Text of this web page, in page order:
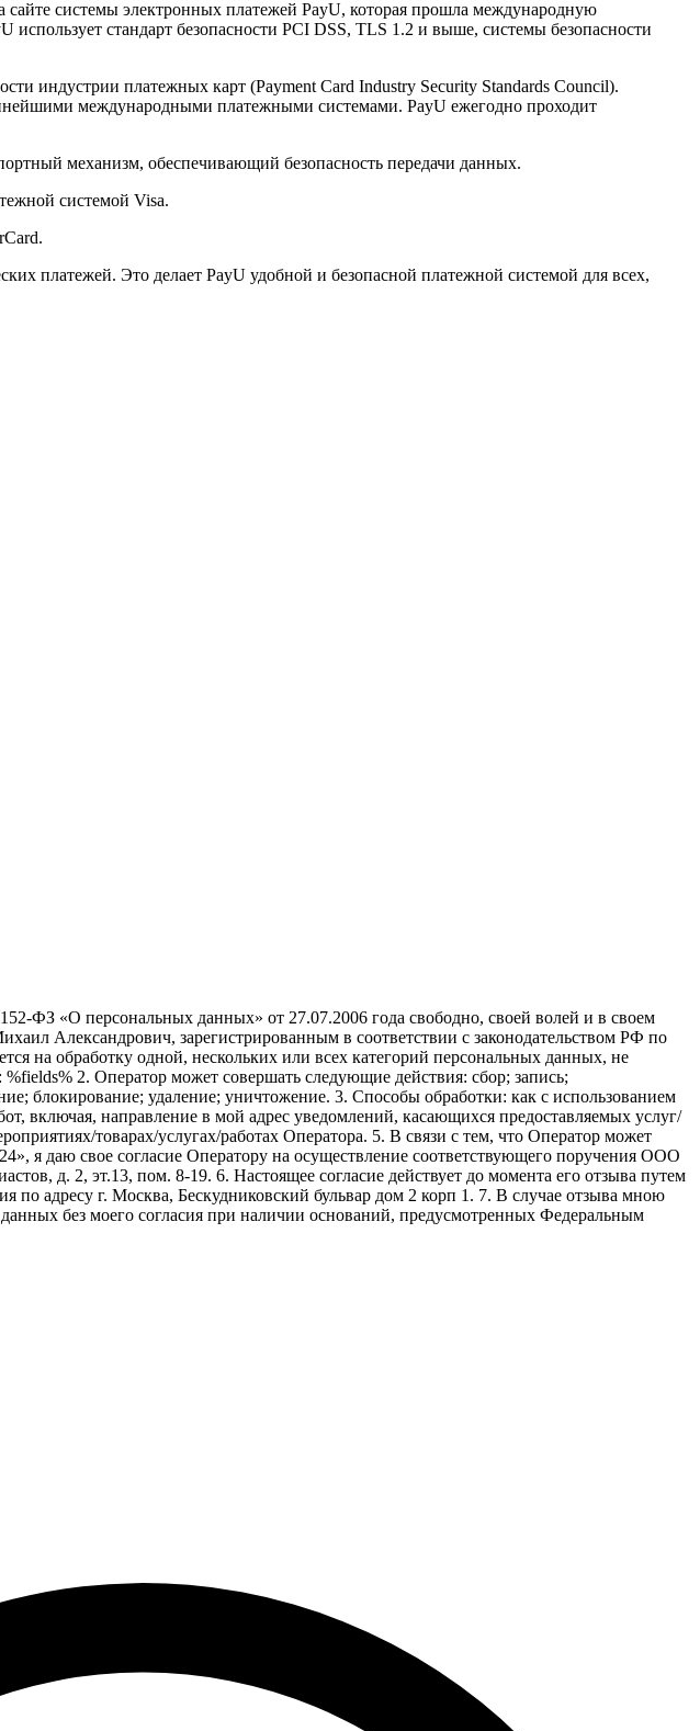
сайте системы электронных платежей PayU, которая прошла международную
стандарт безопасности PCI DSS, TLS 1.2 и выше, системы безопасности
индустрии платежных карт (Payment Card Industry Security Standards Council).
международными платежными системами. PayU ежегодно проходит
механизм, обеспечивающий безопасность передачи данных.
системой Visa.
платежей. Это делает PayU удобной и безопасной платежной системой для всех,
ФЗ «О персональных данных» от 27.07.2006 года свободно, своей волей и в своем
Александрович, зарегистрированным в соответствии с законодательством РФ по
на обработку одной, нескольких или всех категорий персональных данных, не
2. Оператор может совершать следующие действия: сбор; запись;
блокирование; удаление; уничтожение. 3. Способы обработки: как с использованием
включая, направление в мой адрес уведомлений, касающихся предоставляемых услуг/
товарах/услугах/работах Оператора. 5. В связи с тем, что Оператор может
я даю свое согласие Оператору на осуществление соответствующего поручения ООО
д. 2, эт.13, пом. 8-19. 6. Настоящее согласие действует до момента его отзыва путем
по адресу г. Москва, Бескудниковский бульвар дом 2 корп 1. 7. В случае отзыва мною
без моего согласия при наличии оснований, предусмотренных Федеральным